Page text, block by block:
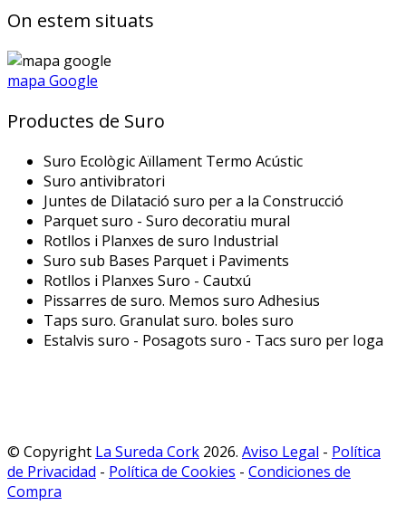
On estem situats
mapa Google
Productes de Suro
Suro Ecològic Aïllament Termo Acústic
Suro antivibratori
Juntes de Dilatació suro per a la Construcció
Parquet suro - Suro decoratiu mural
Rotllos i Planxes de suro Industrial
Suro sub Bases Parquet i Paviments
Rotllos i Planxes Suro - Cautxú
Pissarres de suro. Memos suro Adhesius
Taps suro. Granulat suro. boles suro
Estalvis suro - Posagots suro - Tacs suro per Ioga
© Copyright La Sureda Cork 2026. Aviso Legal - Política
de Privacidad - Política de Cookies - Condiciones de
Compra